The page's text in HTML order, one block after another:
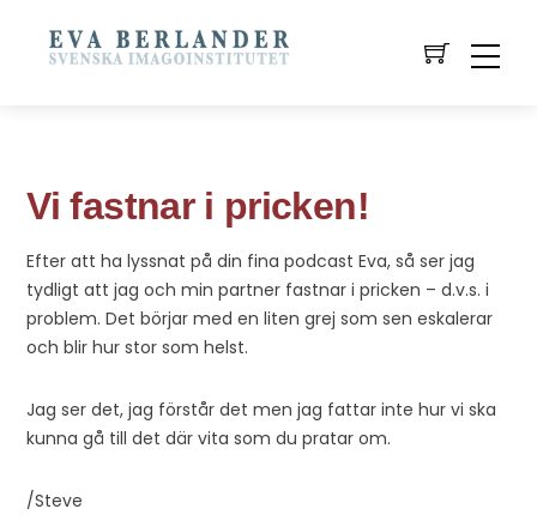
Vi fastnar i pricken!
Efter att ha lyssnat på din fina podcast Eva, så ser jag
tydligt att jag och min partner fastnar i pricken – d.v.s. i
problem. Det börjar med en liten grej som sen eskalerar
och blir hur stor som helst.
Jag ser det, jag förstår det men jag fattar inte hur vi ska
kunna gå till det där vita som du pratar om.
/Steve